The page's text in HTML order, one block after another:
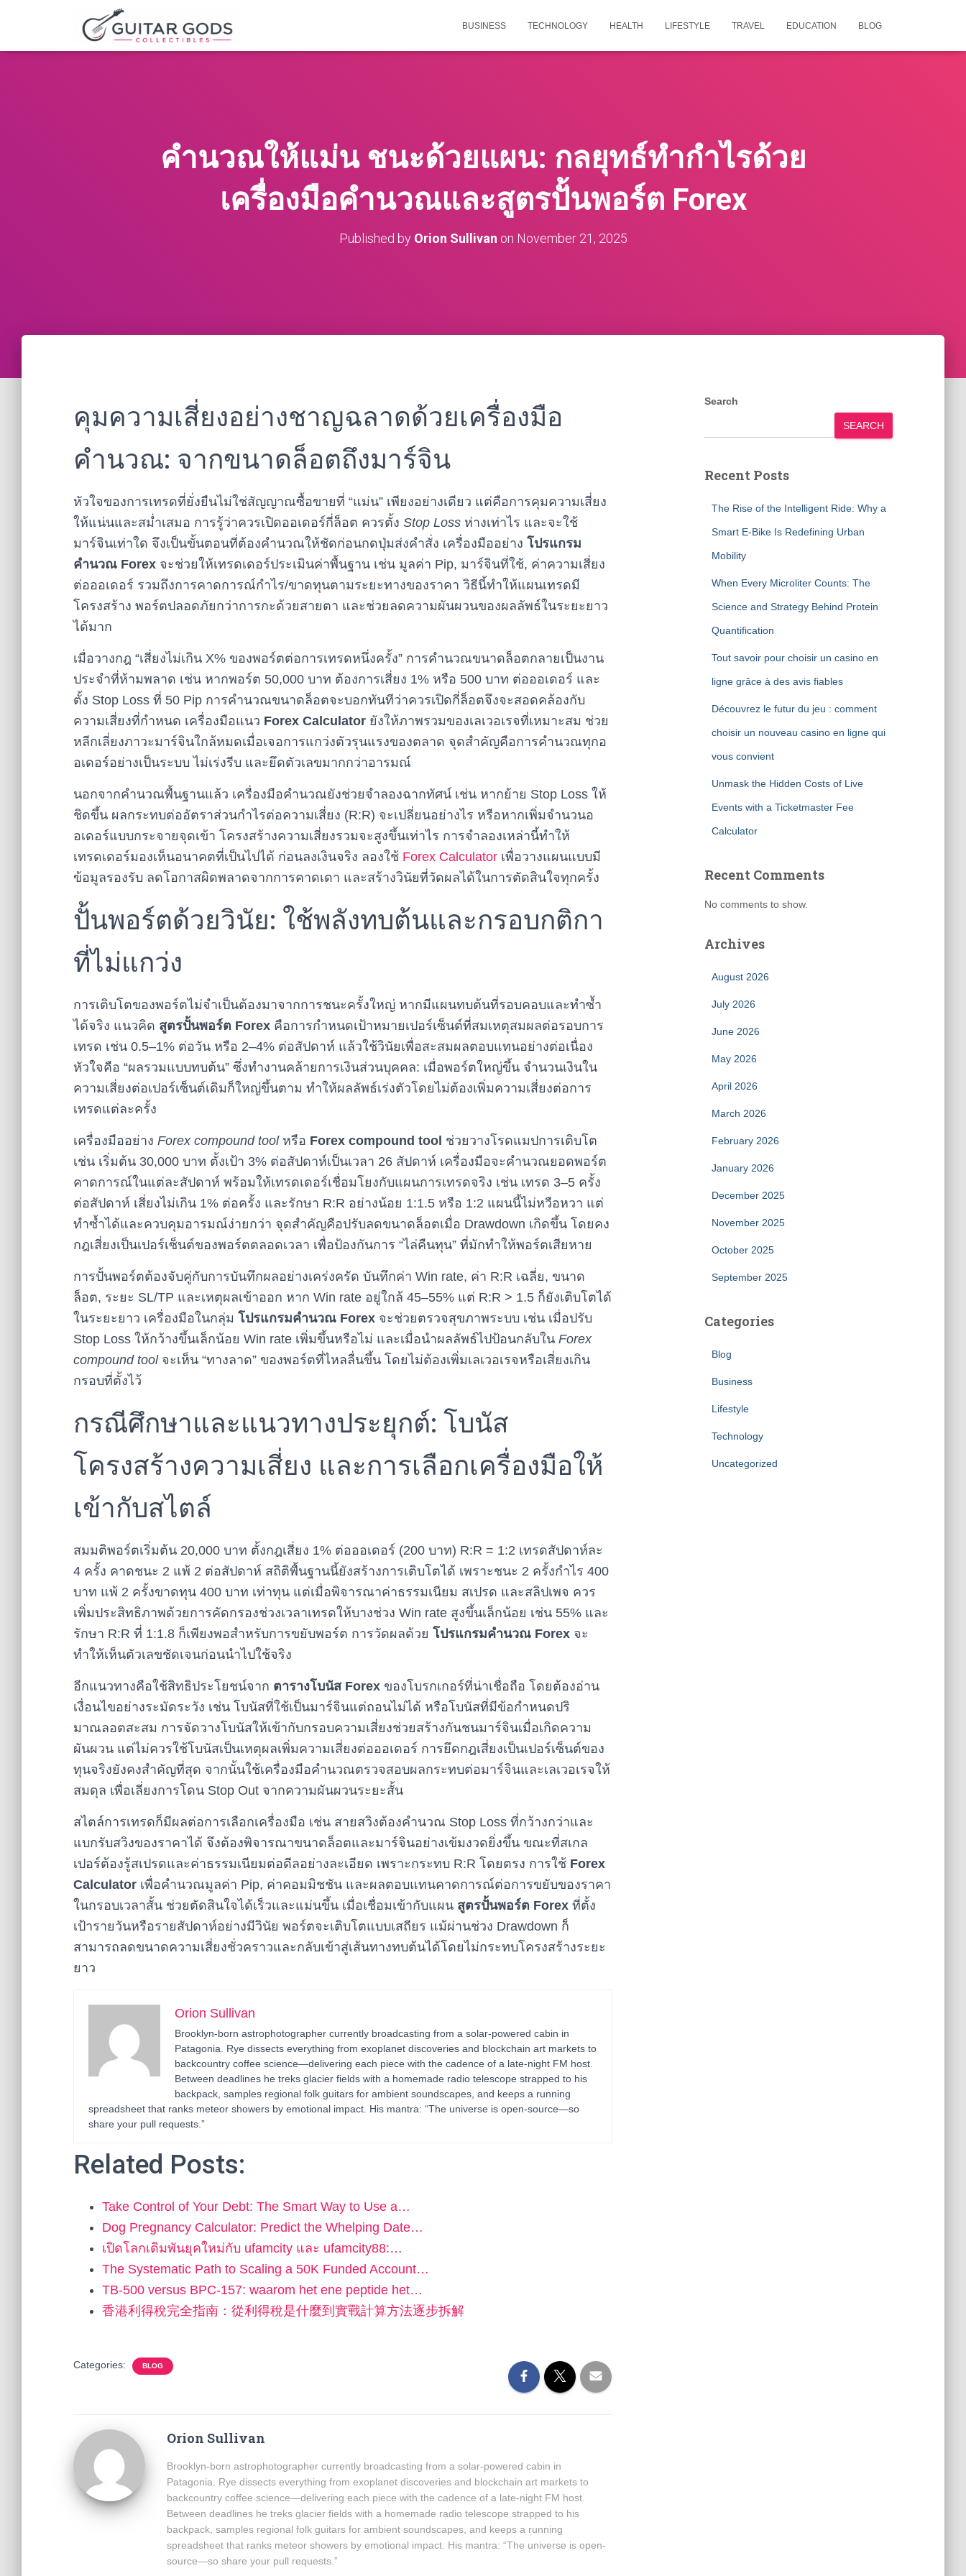
BUSINESS TECHNOLOGY HEALTH LIFESTYLE TRAVEL EDUCATION BLOG
คำนวณให้แม่น ชนะด้วยแผน: กลยุทธ์ทำกำไรด้วย
เครื่องมือคำนวณและสูตรปั้นพอร์ต Forex
Published by Orion Sullivan on November 21, 2025
คุมความเสี่ยงอย่างชาญฉลาดด้วยเครื่องมือ
คำนวณ: จากขนาดล็อตถึงมาร์จิน
หัวใจของการเทรดที่ยั่งยืนไม่ใช่สัญญาณซื้อขายที่ “แม่น” เพียงอย่างเดียว แต่คือการคุมความเสี่ยง
ให้แน่นและสม่ำเสมอ การรู้ว่าควรเปิดออเดอร์กี่ล็อต ควรตั้ง Stop Loss ห่างเท่าไร และจะใช้
มาร์จินเท่าใด จึงเป็นขั้นตอนที่ต้องคำนวณให้ชัดก่อนกดปุ่มส่งคำสั่ง เครื่องมืออย่าง โปรแกรม
คำนวณ Forex จะช่วยให้เทรดเดอร์ประเมินค่าพื้นฐาน เช่น มูลค่า Pip, มาร์จินที่ใช้, ค่าความเสี่ยง
ต่อออเดอร์ รวมถึงการคาดการณ์กำไร/ขาดทุนตามระยะทางของราคา วิธีนี้ทำให้แผนเทรดมี
โครงสร้าง พอร์ตปลอดภัยกว่าการกะด้วยสายตา และช่วยลดความผันผวนของผลลัพธ์ในระยะยาว
ได้มาก
เมื่อวางกฎ “เสี่ยงไม่เกิน X% ของพอร์ตต่อการเทรดหนึ่งครั้ง” การคำนวณขนาดล็อตกลายเป็นงาน
ประจำที่ห้ามพลาด เช่น หากพอร์ต 50,000 บาท ต้องการเสี่ยง 1% หรือ 500 บาท ต่อออเดอร์ และ
ตั้ง Stop Loss ที่ 50 Pip การคำนวณขนาดล็อตจะบอกทันทีว่าควรเปิดกี่ล็อตจึงจะสอดคล้องกับ
ความเสี่ยงที่กำหนด เครื่องมือแนว Forex Calculator ยังให้ภาพรวมของเลเวอเรจที่เหมาะสม ช่วย
หลีกเลี่ยงภาวะมาร์จินใกล้หมดเมื่อเจอการแกว่งตัวรุนแรงของตลาด จุดสำคัญคือการคำนวณทุกอ
อเดอร์อย่างเป็นระบบ ไม่เร่งรีบ และยึดตัวเลขมากกว่าอารมณ์
นอกจากคำนวณพื้นฐานแล้ว เครื่องมือคำนวณยังช่วยจำลองฉากทัศน์ เช่น หากย้าย Stop Loss ให้
ชิดขึ้น ผลกระทบต่ออัตราส่วนกำไรต่อความเสี่ยง (R:R) จะเปลี่ยนอย่างไร หรือหากเพิ่มจำนวนอ
อเดอร์แบบกระจายจุดเข้า โครงสร้างความเสี่ยงรวมจะสูงขึ้นเท่าไร การจำลองเหล่านี้ทำให้
เทรดเดอร์มองเห็นอนาคตที่เป็นไปได้ ก่อนลงเงินจริง ลองใช้ Forex Calculator เพื่อวางแผนแบบมี
ข้อมูลรองรับ ลดโอกาสผิดพลาดจากการคาดเดา และสร้างวินัยที่วัดผลได้ในการตัดสินใจทุกครั้ง
ปั้นพอร์ตด้วยวินัย: ใช้พลังทบต้นและกรอบกติกา
ที่ไม่แกว่ง
การเติบโตของพอร์ตไม่จำเป็นต้องมาจากการชนะครั้งใหญ่ หากมีแผนทบต้นที่รอบคอบและทำซ้ำ
ได้จริง แนวคิด สูตรปั้นพอร์ต Forex คือการกำหนดเป้าหมายเปอร์เซ็นต์ที่สมเหตุสมผลต่อรอบการ
เทรด เช่น 0.5–1% ต่อวัน หรือ 2–4% ต่อสัปดาห์ แล้วใช้วินัยเพื่อสะสมผลตอบแทนอย่างต่อเนื่อง
หัวใจคือ “ผลรวมแบบทบต้น” ซึ่งทำงานคล้ายการเงินส่วนบุคคล: เมื่อพอร์ตใหญ่ขึ้น จำนวนเงินใน
ความเสี่ยงต่อเปอร์เซ็นต์เดิมก็ใหญ่ขึ้นตาม ทำให้ผลลัพธ์เร่งตัวโดยไม่ต้องเพิ่มความเสี่ยงต่อการ
เทรดแต่ละครั้ง
เครื่องมืออย่าง Forex compound toolหรือ Forex compound tool ช่วยวางโรดแมปการเติบโต
เช่น เริ่มต้น 30,000 บาท ตั้งเป้า 3% ต่อสัปดาห์เป็นเวลา 26 สัปดาห์ เครื่องมือจะคำนวณยอดพอร์ต
คาดการณ์ในแต่ละสัปดาห์ พร้อมให้เทรดเดอร์เชื่อมโยงกับแผนการเทรดจริง เช่น เทรด 3–5 ครั้ง
ต่อสัปดาห์ เสี่ยงไม่เกิน 1% ต่อครั้ง และรักษา R:R อย่างน้อย 1:1.5 หรือ 1:2 แผนนี้ไม่หวือหวา แต่
ทำซ้ำได้และควบคุมอารมณ์ง่ายกว่า จุดสำคัญคือปรับลดขนาดล็อตเมื่อ Drawdown เกิดขึ้น โดยคง
กฎเสี่ยงเป็นเปอร์เซ็นต์ของพอร์ตตลอดเวลา เพื่อป้องกันการ “ไล่คืนทุน” ที่มักทำให้พอร์ตเสียหาย
การปั้นพอร์ตต้องจับคู่กับการบันทึกผลอย่างเคร่งครัด บันทึกค่า Win rate, ค่า R:R เฉลี่ย, ขนาด
ล็อต, ระยะ SL/TP และเหตุผลเข้าออก หาก Win rate อยู่ใกล้ 45–55% แต่ R:R > 1.5 ก็ยังเติบโตได้
ในระยะยาว เครื่องมือในกลุ่ม โปรแกรมคำนวณ Forex จะช่วยตรวจสุขภาพระบบ เช่น เมื่อปรับ
Stop Loss ให้กว้างขึ้นเล็กน้อย Win rate เพิ่มขึ้นหรือไม่ และเมื่อนำผลลัพธ์ไปป้อนกลับใน Forex
compound toolจะเห็น “ทางลาด” ของพอร์ตที่ไหลลื่นขึ้น โดยไม่ต้องเพิ่มเลเวอเรจหรือเสี่ยงเกิน
กรอบที่ตั้งไว้
กรณีศึกษาและแนวทางประยุกต์: โบนัส
โครงสร้างความเสี่ยง และการเลือกเครื่องมือให้
เข้ากับสไตล์
สมมติพอร์ตเริ่มต้น 20,000 บาท ตั้งกฎเสี่ยง 1% ต่อออเดอร์ (200 บาท) R:R = 1:2 เทรดสัปดาห์ละ
4 ครั้ง คาดชนะ 2 แพ้ 2 ต่อสัปดาห์ สถิติพื้นฐานนี้ยังสร้างการเติบโตได้ เพราะชนะ 2 ครั้งกำไร 400
บาท แพ้ 2 ครั้งขาดทุน 400 บาท เท่าทุน แต่เมื่อพิจารณาค่าธรรมเนียม สเปรด และสลิปเพจ ควร
เพิ่มประสิทธิภาพด้วยการคัดกรองช่วงเวลาเทรดให้บางช่วง Win rate สูงขึ้นเล็กน้อย เช่น 55% และ
รักษา R:R ที่ 1:1.8 ก็เพียงพอสำหรับการขยับพอร์ต การวัดผลด้วย โปรแกรมคำนวณ Forex จะ
ทำให้เห็นตัวเลขชัดเจนก่อนนำไปใช้จริง
อีกแนวทางคือใช้สิทธิประโยชน์จาก ตารางโบนัส Forex ของโบรกเกอร์ที่น่าเชื่อถือ โดยต้องอ่าน
เงื่อนไขอย่างระมัดระวัง เช่น โบนัสที่ใช้เป็นมาร์จินแต่ถอนไม่ได้ หรือโบนัสที่มีข้อกำหนดปริ
มาณลอตสะสม การจัดวางโบนัสให้เข้ากับกรอบความเสี่ยงช่วยสร้างกันชนมาร์จินเมื่อเกิดความ
ผันผวน แต่ไม่ควรใช้โบนัสเป็นเหตุผลเพิ่มความเสี่ยงต่อออเดอร์ การยึดกฎเสี่ยงเป็นเปอร์เซ็นต์ของ
ทุนจริงยังคงสำคัญที่สุด จากนั้นใช้เครื่องมือคำนวณตรวจสอบผลกระทบต่อมาร์จินและเลเวอเรจให้
สมดุล เพื่อเลี่ยงการโดน Stop Out จากความผันผวนระยะสั้น
สไตล์การเทรดก็มีผลต่อการเลือกเครื่องมือ เช่น สายสวิงต้องคำนวณ Stop Loss ที่กว้างกว่าและ
แบกรับสวิงของราคาได้ จึงต้องพิจารณาขนาดล็อตและมาร์จินอย่างเข้มงวดยิ่งขึ้น ขณะที่สเกล
เปอร์ต้องรู้สเปรดและค่าธรรมเนียมต่อดีลอย่างละเอียด เพราะกระทบ R:R โดยตรง การใช้ Forex
Calculator เพื่อคำนวณมูลค่า Pip, ค่าคอมมิชชัน และผลตอบแทนคาดการณ์ต่อการขยับของราคา
ในกรอบเวลาสั้น ช่วยตัดสินใจได้เร็วและแม่นขึ้น เมื่อเชื่อมเข้ากับแผน สูตรปั้นพอร์ต Forex ที่ตั้ง
เป้ารายวันหรือรายสัปดาห์อย่างมีวินัย พอร์ตจะเติบโตแบบเสถียร แม้ผ่านช่วง Drawdown ก็
สามารถลดขนาดความเสี่ยงชั่วคราวและกลับเข้าสู่เส้นทางทบต้นได้โดยไม่กระทบโครงสร้างระยะ
ยาว
Orion Sullivan
Brooklyn-born astrophotographer currently broadcasting from a solar-powered cabin in
Patagonia. Rye dissects everything from exoplanet discoveries and blockchain art markets to
backcountry coffee science—delivering each piece with the cadence of a late-night FM host.
Between deadlines he treks glacier fields with a homemade radio telescope strapped to his
backpack, samples regional folk guitars for ambient soundscapes, and keeps a running
spreadsheet that ranks meteor showers by emotional impact. His mantra: “The universe is open-source—so
share your pull requests.”
Related Posts:
Take Control of Your Debt: The Smart Way to Use a…
Dog Pregnancy Calculator: Predict the Whelping Date…
เปิดโลกเดิมพันยุคใหม่กับ ufamcity และ ufamcity88:…
The Systematic Path to Scaling a 50K Funded Account…
TB-500 versus BPC-157: waarom het ene peptide het…
香港利得稅完全指南：從利得稅是什麼到實戰計算方法逐步拆解
Categories: BLOG
Orion Sullivan
Brooklyn-born astrophotographer currently broadcasting from a solar-powered cabin in
Patagonia. Rye dissects everything from exoplanet discoveries and blockchain art markets to
backcountry coffee science—delivering each piece with the cadence of a late-night FM host.
Between deadlines he treks glacier fields with a homemade radio telescope strapped to his
backpack, samples regional folk guitars for ambient soundscapes, and keeps a running
spreadsheet that ranks meteor showers by emotional impact. His mantra: “The universe is open-
source—so share your pull requests.”
Search
SEARCH
Recent Posts
The Rise of the Intelligent Ride: Why a
Smart E-Bike Is Redefining Urban
Mobility
When Every Microliter Counts: The
Science and Strategy Behind Protein
Quantification
Tout savoir pour choisir un casino en
ligne grâce à des avis fiables
Découvrez le futur du jeu : comment
choisir un nouveau casino en ligne qui
vous convient
Unmask the Hidden Costs of Live
Events with a Ticketmaster Fee
Calculator
Recent Comments
No comments to show.
Archives
August 2026
July 2026
June 2026
May 2026
April 2026
March 2026
February 2026
January 2026
December 2025
November 2025
October 2025
September 2025
Categories
Blog
Business
Lifestyle
Technology
Uncategorized